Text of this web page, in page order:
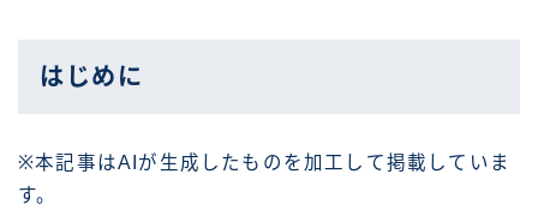
はじめに
※本記事はAIが生成したものを加工して掲載していま
す。